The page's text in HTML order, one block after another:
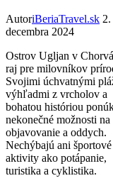
AutoriBeriaTravel.sk 2.
decembra 2024
Ostrov Ugljan v
raj pre milovníkov
Svojimi úchvatnými
výhľadmi z vrcholov a
bohatou históriou
nekonečné možnosti na
objavovanie a oddych.
Nechýbajú ani športové
aktivity ako potápanie,
turistika a cyklistika.